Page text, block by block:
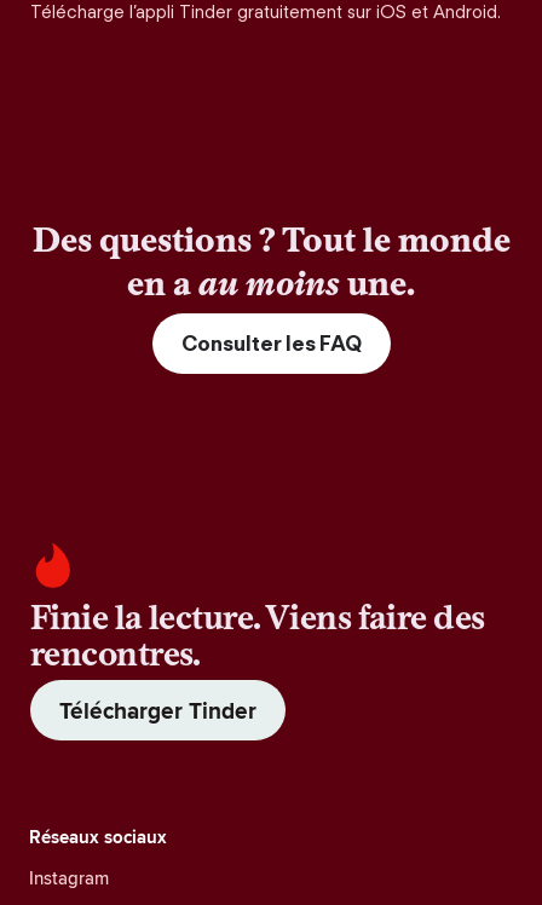
Télécharge l’appli Tinder gratuitement sur iOS et Android.
Des questions ? Tout le monde
en aau moinsune.
Consulter les FAQ
Finie la lecture. Viens faire des
rencontres.
Télécharger Tinder
Réseaux sociaux
Instagram